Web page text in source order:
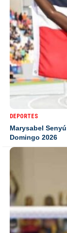
DEPORTES
Marysabel
Domingo 2026